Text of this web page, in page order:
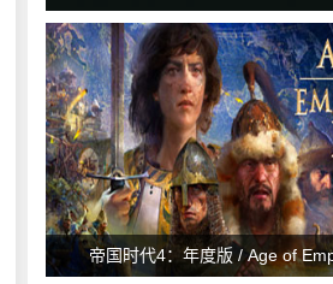
帝国时代4：年度版 / Age of